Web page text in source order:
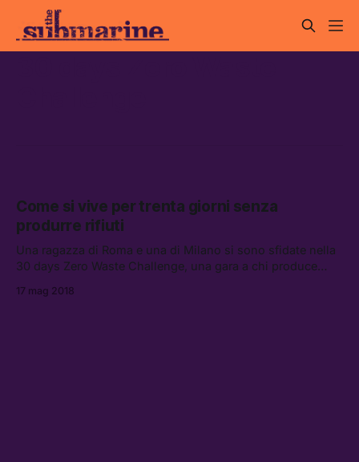
Come si vive per trenta giorni senza
produrre rifiuti
Una ragazza di Roma e una di Milano si sono sfidate nella
30 days Zero Waste Challenge, una gara a chi produce
17 mag 2018